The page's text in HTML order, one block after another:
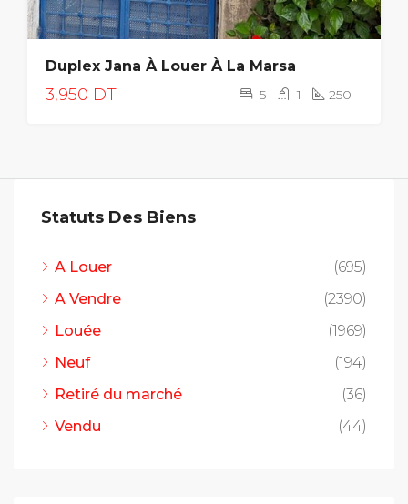
Duplex Jana À Louer À La Marsa
3,950 DT 5 1 250
Statuts Des Biens
A Louer
(695)
A Vendre
(2390)
Louée
(1969)
Neuf
(194)
Retiré du marché
(36)
Vendu
(44)